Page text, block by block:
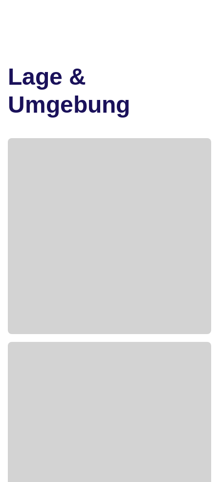
Lage &
Umgebung